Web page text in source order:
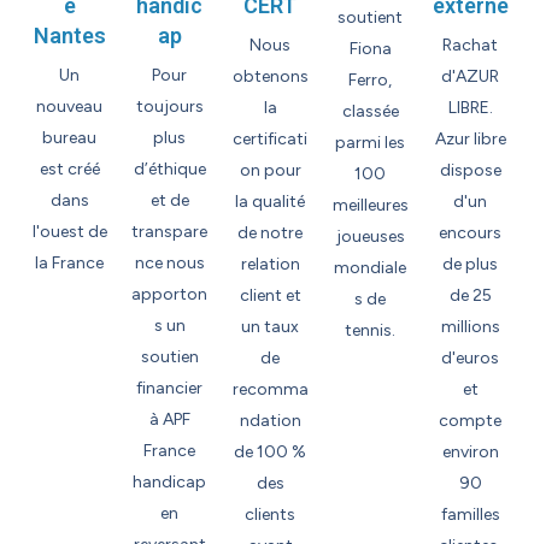
e
Nantes
Un
nouveau
bureau
est créé
dans
l'ouest de
la France
handic
ap
Pour
toujours
plus
d’éthique
et de
transpare
nce nous
apporton
s un
soutien
financier
à APF
France
handicap
en
CERT
Nous
obtenons
la
certificati
on pour
la qualité
de notre
relation
client et
un taux
de
recomma
ndation
de 100 %
des
clients
soutient
Fiona
Ferro,
classée
parmi les
100
meilleures
joueuses
mondiale
s de
tennis.
externe
Rachat
d'AZUR
LIBRE.
Azur libre
dispose
d'un
encours
de plus
de 25
millions
d'euros
et
compte
environ
90
familles